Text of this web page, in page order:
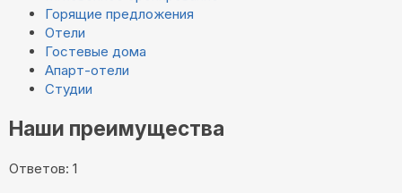
Горящие предложения
Отели
Гостевые дома
Апарт-отели
Студии
Наши преимущества
Ответов: 1